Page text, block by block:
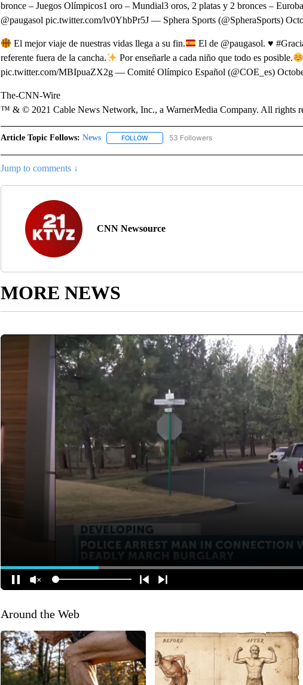
bronce – Juegos Olímpicos1 oro – Mundial3 oros, 2 platas y 2 bronces –
@paugasol pic.twitter.com/lv0YhbPr5J — Sphera Sports (@SpheraSports)
El mejor viaje de nuestras vidas llega a su fin. El de @paugasol.♥️
referente fuera de la cancha.
Por enseñarle a cada niño que todo es posible.
pic.twitter.com/MBIpuaZX2g — Comité Olímpico Español (@COE_es)
The-CNN-Wire
™ & © 2021 Cable News Network, Inc., a WarnerMedia Company. All rights
Article Topic Follows: News FOLLOWFOLLOW "NEWS" TO RECEIVE NOTIFICATIONS
53 Followers
Jump to comments ↓
CNN Newsource
MORE NEWS
Around the Web